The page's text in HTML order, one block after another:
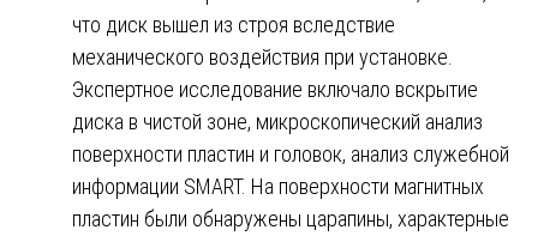
что диск вышел из строя вследствие
механического воздействия при установке.
Экспертное исследование включало вскрытие
диска в чистой зоне, микроскопический анализ
поверхности пластин и головок, анализ служебной
информации SMART. На поверхности магнитных
пластин были обнаружены царапины, характерные